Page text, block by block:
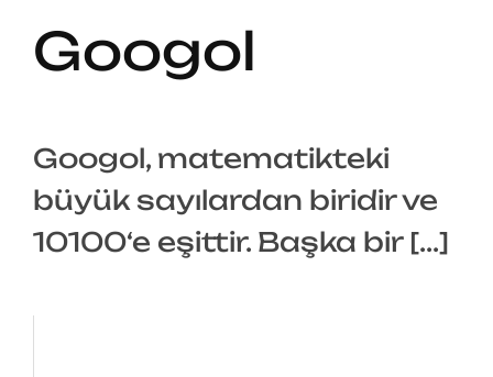
Googol
Googol, matematikteki
büyük sayılardan biridir ve
10100‘e eşittir. Başka bir [...]